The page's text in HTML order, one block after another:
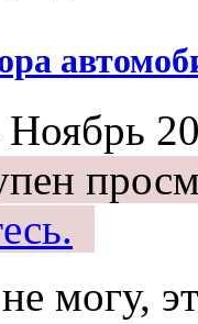
Ноябрь
могу,